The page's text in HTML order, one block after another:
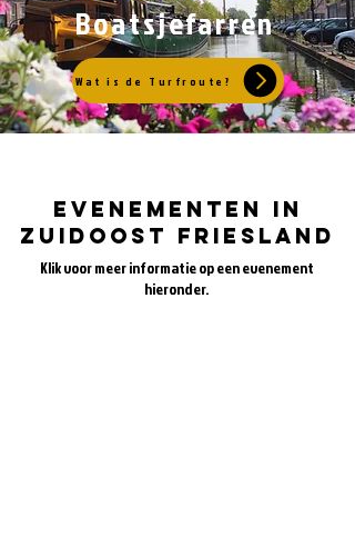
Boatsjefarren
Wat is de Turfroute?
Evenementen in
zuidoost friesland
Klik voor meer informatie op een evenement
hieronder.